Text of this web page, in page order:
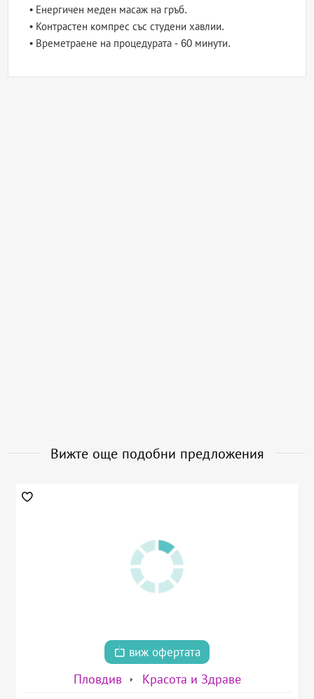
• Енергичен меден масаж на гръб.
• Контрастен компрес със студени хавлии.
• Времетраене на процедурата - 60 минути.
Вижте още подобни предложения
виж офертата
Пловдив Красота и Здраве